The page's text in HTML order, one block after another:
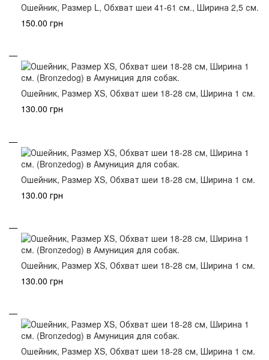
Ошейник, Размер L, Обхват шеи 41-61 см., Ширина 2,5 см.
150.00 грн
Ошейник, Размер ХS, Обхват шеи 18-28 см, Ширина 1 см.
130.00 грн
Ошейник, Размер ХS, Обхват шеи 18-28 см, Ширина 1 см.
130.00 грн
Ошейник, Размер ХS, Обхват шеи 18-28 см, Ширина 1 см.
130.00 грн
Ошейник, Размер ХS, Обхват шеи 18-28 см, Ширина 1 см.